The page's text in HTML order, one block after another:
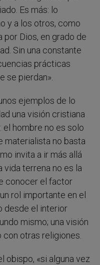
Es más: lo
y a los otros, como
Dios, en grado de
Sin una constante
prácticas
se pierdan».
ejemplos de lo
una visión cristiana
el hombre no es solo
materialista no basta
invita a ir más allá
vida terrena no es la
conocer el factor
rol importante en el
desde el interior
mismo; una visión
otras religiones.
obispo, «si alguna vez